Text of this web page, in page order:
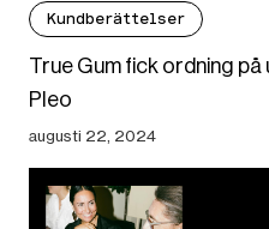
Kundberättelser
True Gum fick ordning
Pleo
augusti 22, 2024